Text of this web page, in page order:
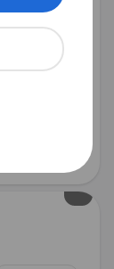
promocyjna